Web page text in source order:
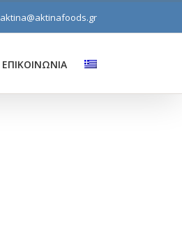
aktina@aktinafoods.gr
ΕΠΙΚΟΙΝΩΝΙΑ